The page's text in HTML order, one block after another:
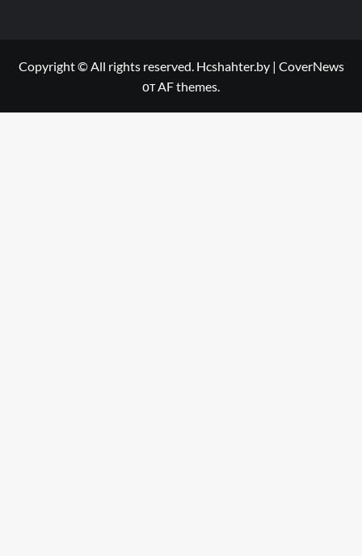
Copyright © All rights reserved. Hcshahter.by | CoverNews
от AF themes.